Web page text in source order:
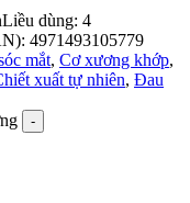
Liều dùng: 4
4971493105779
mắt, Cơ xương khớp,
xuất tự nhiên, Đau